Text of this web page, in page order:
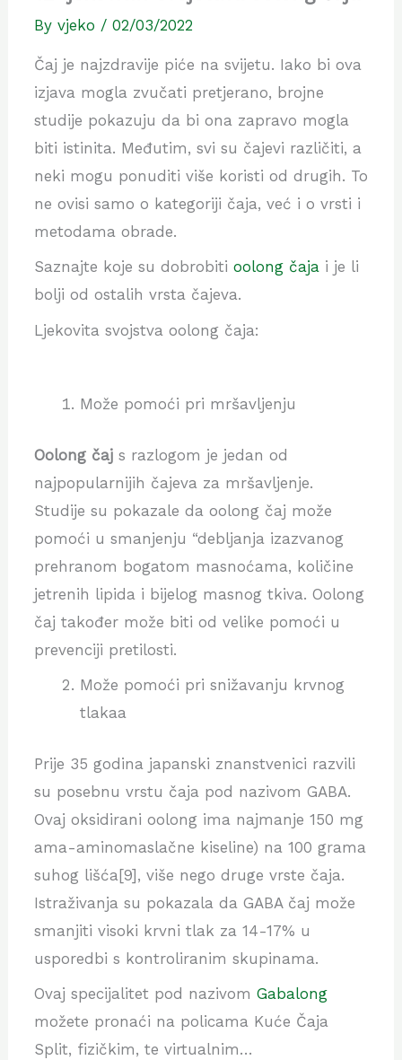
By vjeko / 02/03/2022
Čaj je najzdravije piće na svijetu. Iako bi ova
izjava mogla zvučati pretjerano, brojne
studije pokazuju da bi ona zapravo mogla
biti istinita. Međutim, svi su čajevi različiti, a
neki mogu ponuditi više koristi od drugih. To
ne ovisi samo o kategoriji čaja, već i o vrsti i
metodama obrade.
Saznajte koje su dobrobiti oolong čajai je li
bolji od ostalih vrsta čajeva.
Ljekovita svojstva oolong čaja:
Može pomoći pri mršavljenju
Oolong čajs razlogom je jedan od
najpopularnijih čajeva za mršavljenje.
Studije su pokazale da oolong čaj može
pomoći u smanjenju “debljanja izazvanog
prehranom bogatom masnoćama, količine
jetrenih lipida i bijelog masnog tkiva. Oolong
čaj također može biti od velike pomoći u
prevenciji pretilosti.
Može pomoći pri snižavanju krvnog
tlakaa
Prije 35 godina japanski znanstvenici razvili
su posebnu vrstu čaja pod nazivom GABA.
Ovaj oksidirani oolong ima najmanje 150 mg
ama-aminomaslačne kiseline) na 100 grama
suhog lišća[9], više nego druge vrste čaja.
Istraživanja su pokazala da GABA čaj može
smanjiti visoki krvni tlak za 14-17% u
usporedbi s kontroliranim skupinama.
Ovaj specijalitet pod nazivom Gabalong
možete pronaći na policama Kuće Čaja
Split, fizičkim, te virtualnim…